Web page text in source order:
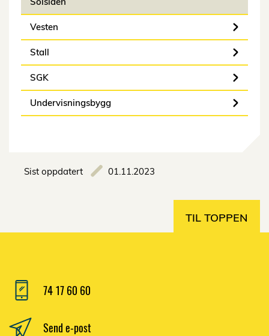
Vesten
Stall
SGK
Undervisningsbygg
Sist oppdatert 01.11.2023
TIL TOPPEN
74 17 60 60
Send e-post